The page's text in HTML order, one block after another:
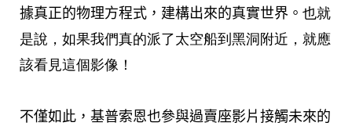
據真正的物理方程式，建構出來的真實世界。 也就
是說，如果我們真的派了太空船到黑洞附近，就應
該看見這個影像！
不僅如此，基普索恩也參與過賣座影片接觸未來的